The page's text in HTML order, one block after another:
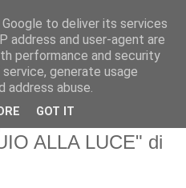
ALLA LUCE" di
to deliver its services
address and user-agent are
performance and security
generate usage
abuse.
GOT IT